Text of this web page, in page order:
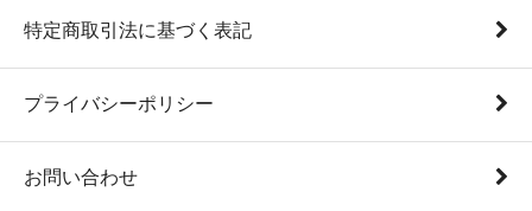
特定商取引法に基づく表記
プライバシーポリシー
お問い合わせ